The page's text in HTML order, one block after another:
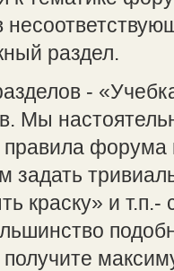
раздел.
-
Мы
форума
задать
краску» и т.п.-
получите